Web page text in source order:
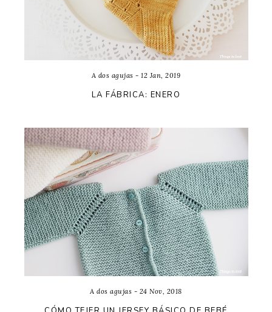
A dos agujas - 12 Jan, 2019
LA FÁBRICA: ENERO
A dos agujas - 24 Nov, 2018